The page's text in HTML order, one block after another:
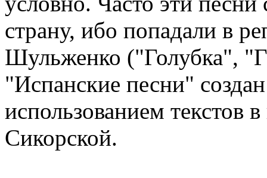
страну, ибо попадали в
Шульженко ("Голубка",
"Испанские песни"
использованием текстов
Сикорской.